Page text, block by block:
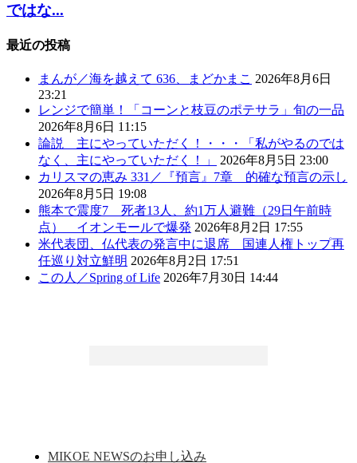
ではな...
最近の投稿
まんが／海を越えて 636、まどかまこ 2026年8月6日
23:21
レンジで簡単！「コーンと枝豆のポテサラ」旬の一品
2026年8月6日 11:15
論説 主にやっていただく！・・・「私がやるのでは
なく、主にやっていただく！」
2026年8月5日 23:00
カリスマの恵み 331／『預言』7章 的確な預言の示し
2026年8月5日 19:08
熊本で震度7 死者13人、約1万人避難（29日午前時
点） イオンモールで爆発 2026年8月2日 17:55
米代表団、仏代表の発言中に退席 国連人権トップ再
任巡り対立鮮明 2026年8月2日 17:51
この人／Spring of Life 2026年7月30日 14:44
MIKOE NEWSのお申し込み